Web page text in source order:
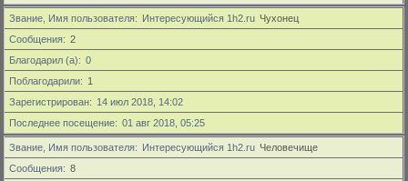
Звание, Имя пользователя Интересующийся 1h2.ru Чухонец
Сообщения
2
Благодарил (а)
0
Поблагодарили
1
Зарегистрирован
14 июл 2018, 14:02
Последнее посещение
01 авг 2018, 05:25
Звание, Имя пользователя Интересующийся 1h2.ru Человечище
Сообщения
8